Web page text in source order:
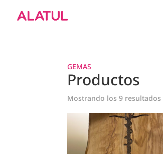
GEMAS
Productos
Mostrando los 9 resultados